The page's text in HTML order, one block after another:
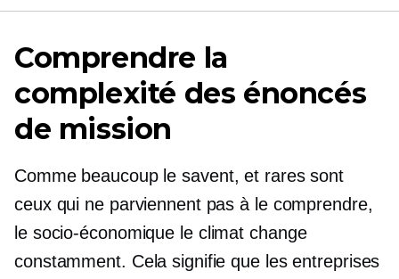
Comprendre la
complexité des énoncés
de mission
Comme beaucoup le savent, et rares sont
ceux qui ne parviennent pas à le comprendre,
le socio-économique le climat change
constamment. Cela signifie que les entreprises